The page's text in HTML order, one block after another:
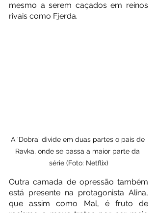
mesmo a serem caçados em reinos
rivais como Fjerda.
A 'Dobra' divide em duas partes o país de
Ravka, onde se passa a maior parte da
série (Foto: Netflix)
Outra camada de opressão também
está presente na protagonista Alina,
que assim como Mal, é fruto de